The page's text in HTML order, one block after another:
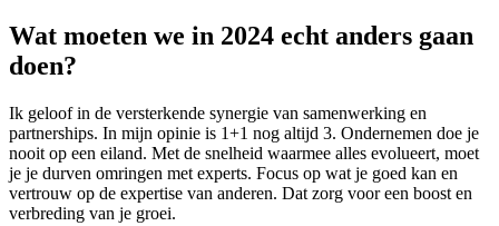
Wat moeten we in 2024 echt anders gaan
doen?
Ik geloof in de versterkende synergie van samenwerking en
partnerships. In mijn opinie is 1+1 nog altijd 3. Ondernemen doe je
nooit op een eiland. Met de snelheid waarmee alles evolueert, moet
je je durven omringen met experts. Focus op wat je goed kan en
vertrouw op de expertise van anderen. Dat zorg voor een boost en
verbreding van je groei.